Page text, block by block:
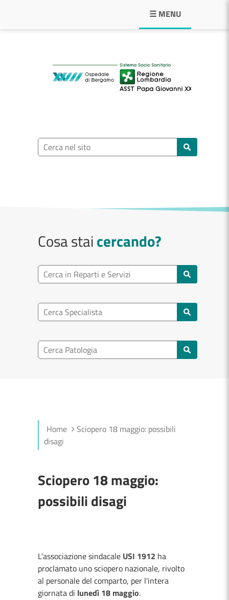
☰ MENU
ASST Papa
Ricerca nel sito
Cosa staicercando?
Ricerca reparto
Ricerca specialisti
Ricerca nel patologia
Home
Sciopero 18 maggio: possibili
disagi
Sciopero 18 maggio:
possibili disagi
L'associazione sindacale USI 1912 ha
proclamato uno sciopero nazionale, rivolto
al personale del comparto, per l'intera
giornata di lunedì 18 maggio.